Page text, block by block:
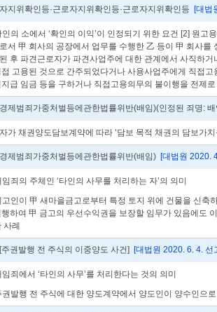
지위확인등·근로자지위확인등·근로자지위확인등 [대법
인의 소에서 ‘확인의 이익’이 인정되기 위한 요건 [2] 원
서 甲 회사의 공장에서 업무를 수행한 乙 등이 甲 회사
후 파견근로자가 파견사업주에 대한 관계에서 사직하
고용된 것으로 간주되었다거나 사용사업주에게 직접
지급 임금 등을 구하거나 직접고용의무의 불이행을 전제
제범죄가중처벌등에관한법률위반(배임)(인정된 죄명:
가 채권양도담보계약에 따라 ‘담보 목적 채권의 담보가
제범죄가중처벌등에관한법률위반(배임) [대법원 2020.
임죄의 주체인 ‘타인의 사무를 처리하는 자’의 의미
고인이 甲 새마을금고로부터 특정 토지 위에 건물을 신
행하여 甲 금고의 우선수익권을 보장할 임무가 있음에도
사례
권발행 전 주식의 이중양도 사건] [대법원 2020. 6. 4.
임죄에서 ‘타인의 사무’를 처리한다는 것의 의미
권발행 전 주식에 대한 양도계약에서 양도인이 양수인으